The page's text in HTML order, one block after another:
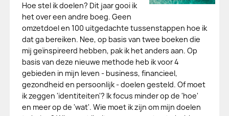
Hoe stel ik doelen? Dit jaar gooi ik
het over een andre boeg. Geen
omzetdoel en 100 uitgedachte tussenstappen hoe ik
dat ga bereiken. Nee, op basis van twee boeken die
mij geïnspireerd hebben, pak ik het anders aan. Op
basis van deze nieuwe methode heb ik voor 4
gebieden in mijn leven - business, financieel,
gezondheid en persoonlijk - doelen gesteld. Of moet
ik zeggen 'identiteiten'? Ik focus minder op de 'hoe'
en meer op de 'wat'. Wie moet ik zijn om mijn doelen